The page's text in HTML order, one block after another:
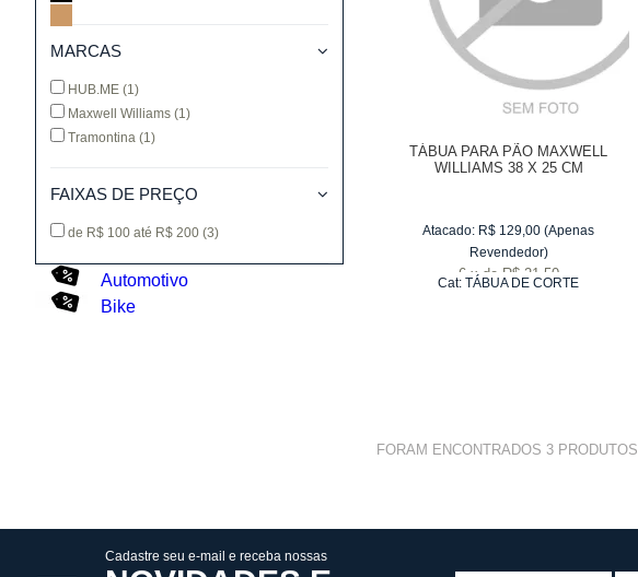
MARCAS
HUB.ME (1)
Maxwell Williams (1)
Tramontina (1)
FAIXAS DE PREÇO
de R$ 100 até R$ 200 (3)
Automotivo
Bike
TÁBUA PARA PÃO MAXWELL
WILLIAMS 38 X 25 CM
Atacado: R$ 129,00 (Apenas
Revendedor)
6 x de R$ 21,50
Cat:TÁBUA DE CORTE
FORAM ENCONTRADOS 3PRODUTOS
Cadastre seu e-mail e receba nossas